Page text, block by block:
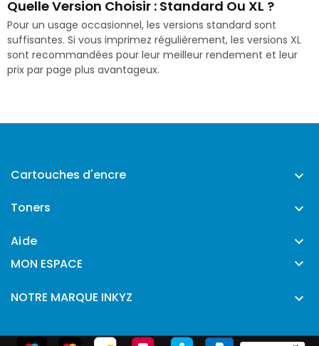
Quelle Version Choisir : Standard Ou XL ?
Pour un usage occasionnel, les versions standard sont
suffisantes. Si vous imprimez régulièrement, les versions XL
sont recommandées pour leur meilleur rendement et leur
prix par page plus avantageux.
Cartouches d'encre 
Toners 
Aide 
MON ESPACE 
NOTRE MARQUE INKYZ 